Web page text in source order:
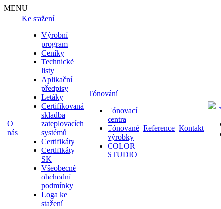
MENU
O
nás
Ke stažení
Výrobní
program
Ceníky
Technické
listy
Aplikační
předpisy
Letáky
Certifikovaná
skladba
zateplovacích
systémů
Certifikáty
Certifikáty
SK
Všeobecné
obchodní
podmínky
Loga ke
stažení
Tónování
Tónovací
centra
Tónované
výrobky
COLOR
STUDIO
Reference Kontakt